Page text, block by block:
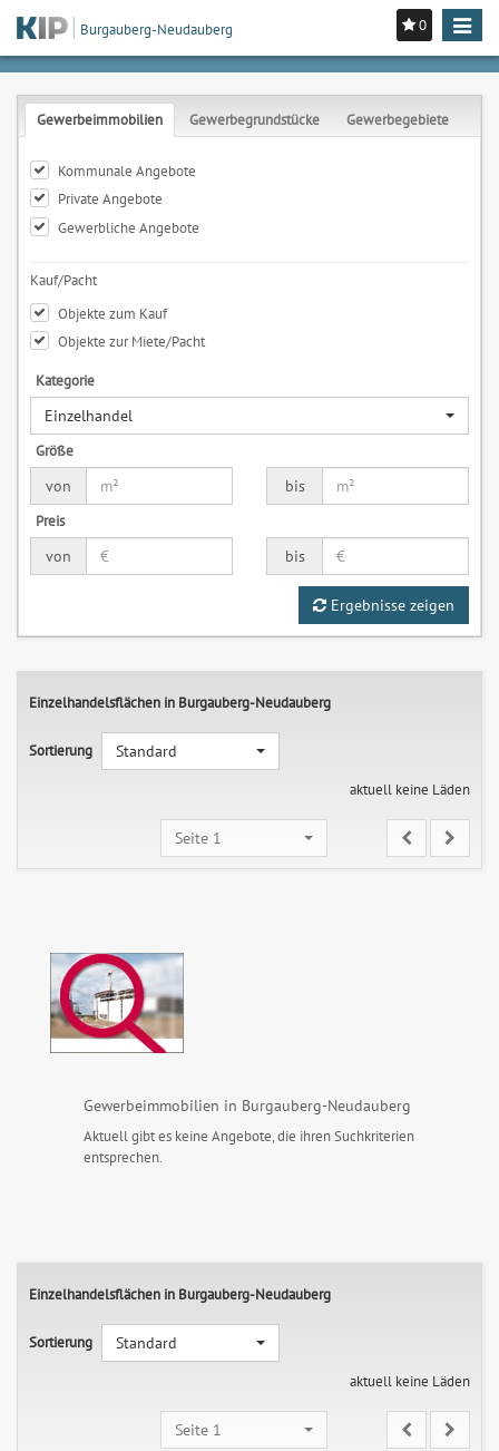
0
Toggle
Burgauberg-Neudauberg
Gewerbeimmobilien Gewerbegrundstücke Gewerbegebiete
Kommunale Angebote
Private Angebote
Gewerbliche Angebote
Kauf/Pacht
Objekte zum Kauf
Objekte zur Miete/Pacht
Kategorie
Einzelhandel
Größe
von
bis
Preis
von
bis
Ergebnisse zeigen
Einzelhandelsflächen in Burgauberg-Neudauberg
Sortierung
Standard
aktuell keine Läden
Seite 1
Gewerbeimmobilien in Burgauberg-Neudauberg
Aktuell gibt es keine Angebote, die ihren Suchkriterien
entsprechen.
Einzelhandelsflächen in Burgauberg-Neudauberg
Sortierung
Standard
aktuell keine Läden
Seite 1